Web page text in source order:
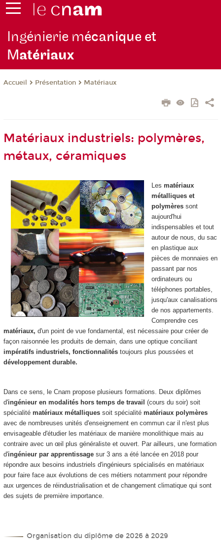
Ingénierie mécanique et
Matériaux
Accueil Présentation Matériaux
Matériaux industriels: polymères,
métaux, céramiques
Les matériaux
métalliques et
polymèressont
aujourd'hui
indispensables et tout
autour de nous, du sac
en plastique aux
pièces de monnaies en
passant par nos
ordinateurs ou
téléphones portables,
jusqu'aux canalisations
de nos appartements.
Comprendre ces
matériaux, d'un point de vue fondamental, est nécessaire pour créer de
façon raisonnée les produits de demain, dans une optique conciliant
impératifs industriels, fonctionnalitéstoujours plus poussées et
développement durable.
Dans ce sens, le Cnam propose plusieurs formations. Deux diplômes
d'ingénieur en modalités hors temps de travail (cours du soir) soit
spécialité matériaux métalliquessoit spécialité matériaux polymères
avec de nombreuses unités d'enseignementen commun car il n'est plus
envisageable d'étudier les matériaux de manière monolithique mais au
contraire avec un œil plus généraliste et ouvert. Par ailleurs, une formation
d'ingénieur par apprentissagesur 3 ans a été lancée en 2018 pour
répondre aux besoins industriels d'ingénieurs spécialisés en matériaux
pour faire face aux évolutions de ces métiers notamment pour répondre
aux urgences de réindustrialisation et de changement climatique qui sont
des sujets de première importance.
Organisation du diplôme de 2026 à 2029